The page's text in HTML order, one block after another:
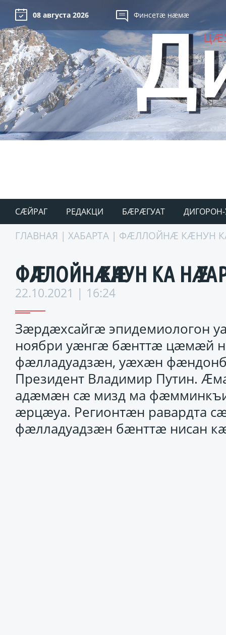
08 августа 2026 Финсетæ нæмæ
СÆЙРАГ РЕДАКЦИ БÆРÆГУАТ ДИГОРОН-
ГЛАВНАЯ | ХАБАРТА | ФӔЛЛОЙНӔ КӔНУН
ФӔЛЛОЙНӔ КӔНУН КА НӔ
22.10.2021 | 16:24
Зӕрдӕхсайгӕ эпидемиологон
ноябри уӕнгӕ бӕнттӕ цӕмӕй
фӕлладуадзӕн, уӕхӕн
Президент Владимир Путин.
адӕмӕн сӕ мизд ма
ӕрцӕуа. Регионтӕн равардта
фӕлладуадзӕн бӕнттӕ нисан